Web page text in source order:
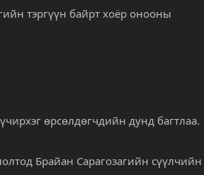
тэргүүн байрт хоёр онооны
өрсөлдөгчдийн дунд багтлаа.
Брайан Сарагозагийн сүүлчийн